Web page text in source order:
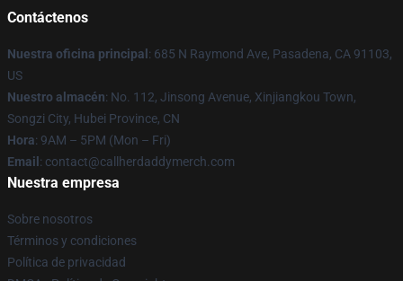
Contáctenos
Nuestra oficina principal : 685 N Raymond Ave, Pasadena, CA 91103,
US
Nuestro almacén: No. 112, Jinsong Avenue, Xinjiangkou Town,
Songzi City, Hubei Province, CN
Hora: 9AM – 5PM (Mon – Fri)
Email : contact@callherdaddymerch.com
Nuestra empresa
Sobre nosotros
Términos y condiciones
Política de privacidad